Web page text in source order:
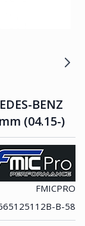
BENZ
(04.15-)
FMICPRO
B-58